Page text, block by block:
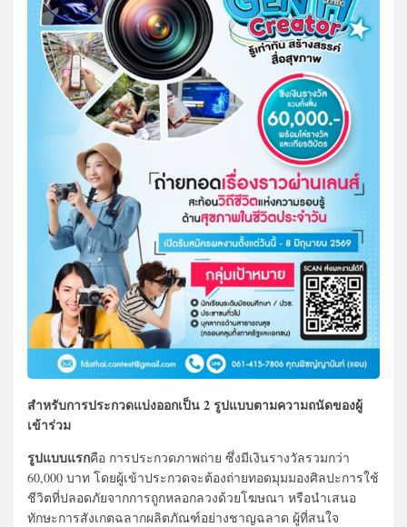
สำหรับการประกวดแบ่งออกเป็น 2 รูปแบบตามความถนัดของผู้
เข้าร่วม
รูปแบบแรกคือ การประกวดภาพถ่าย ซึ่งมีเงินรางวัลรวมกว่า
60,000 บาท โดยผู้เข้าประกวดจะต้องถ่ายทอดมุมมองศิลปะการใช้
ชีวิตที่ปลอดภัยจากการถูกหลอกลวงด้วยโฆษณา หรือนำเสนอ
ทักษะการสังเกตฉลากผลิตภัณฑ์อย่างชาญฉลาด ผู้ที่สนใจ